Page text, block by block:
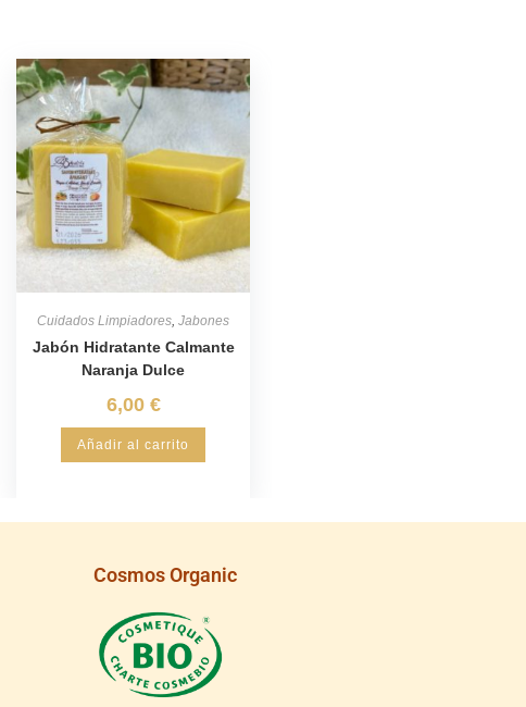
Cuidados Limpiadores Jabones
Jabón Hidratante Calmante
Naranja Dulce
6,00 €
Añadir al carrito
Cosmos Organic